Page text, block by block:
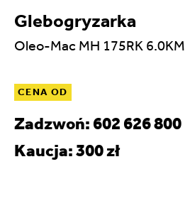
Glebogryzarka
Oleo-Mac MH 175RK 6.0KM
CENA OD
Zadzwoń: 602 626 800
Kaucja: 300 zł